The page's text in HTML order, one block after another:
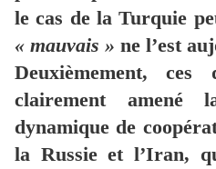
le cas de la Turquie
« mauvais » ne l’est
Deuxièmement, ces
clairement
dynamique de
la Russie et l’Iran,